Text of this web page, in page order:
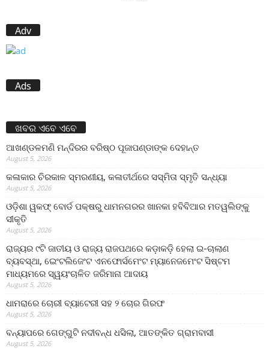
Adv
Ads
ଖବର ଏବେ ଏବେ
ଆଖଣ୍ଡଳମଣି ମନ୍ଦିରର ବରିଷ୍ଠ ପୂଜାପଣ୍ଡାଙ୍କ ଦେହାନ୍ତ
August 5, 2026
କଳାକାର ଚିରକାଳ ସ୍ମରଣୀୟ, କଳାତୀର୍ଥରେ ସସ୍ମିତା ସ୍ମୃତି ସନ୍ଧ୍ୟା
August 5, 2026
ଓଡ଼ିଶା ୱକଫ୍ ବୋର୍ଡ ପକ୍ଷରୁ ଧାମନଗରର ଖାନକା ହବିବିଆର ମତୱଲିଙ୍କୁ
ସୀକୃତି
August 5, 2026
ରାଜ୍ୟର ୯ଟି ଜାତୀୟ ଓ ରାଜ୍ୟ ରାଜପଥରେ କଡ଼ାକଡ଼ି ହେଲା ଇ-ଚାଲାଣ
ବ୍ୟବସ୍ଥା, ଇେଂଟଲିଜେଂଟ ଏନଫୋର୍ସମେଂଟ ମ୍ୟାନେଜମେଂଟ ସିଷ୍ଟମ
ମାଧ୍ୟମରେ ସ୍ୱୟଂଚାଳିତ ଜରିମାନା ଆଦାୟ
August 5, 2026
ଧାମରାରେ ଚୋରୀ ବ୍ୟାଟେରୀ ସହ ୨ ଚୋର ଗିରଫ
August 5, 2026
ବନ୍ୟାପରେ ଗେଙ୍ଗୁଟି ନଦୀବନ୍ଧ ଧସିଲା, ଆତଙ୍କିତ ଗ୍ରାମବାସୀ
August 5, 2026